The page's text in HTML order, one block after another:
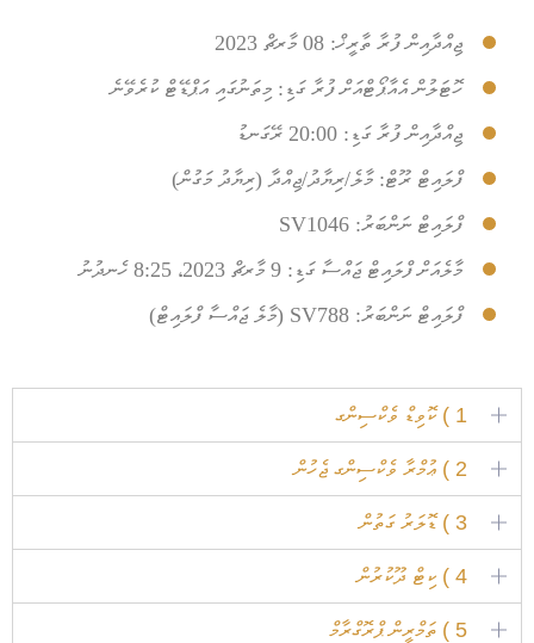
ޖިއްދާއިން ފުރާ ތާރީޚް:
ހޮޓަލުން އެއާޕޯޓްއަށް ފުރާ ގަޑި: މިތަނުގައި އަޕްޑޭޓް ކުރެވޭނެ
ޖިއްދާއިން ފުރާ ގަޑި: 20:00 ރޭގަނޑު
ފްލައިޓް ރޫޓް:މާލެ/ރިޔާދު/ޖިއްދާ (ރިޔާދު މަގުން)
ފްލައިޓް ނަންބަރު: SV1046
މާލެއަށް ފްލައިޓް ޖައްސާ ގަޑި: 9 މާރޗް 2023، 8:25 ހެނދުނު
ފްލައިޓް ނަންބަރު: SV788 (މާލެ ޖައްސާ ފްލައިޓް)
1 ) ކޮވިޑް ވެކްސިންގ
2 ) ޢުމްރާ ވެކްސިންގ ޖެހުން
3 ) ޑޮލަރު ގަތުން
4 ) ކިޓް ދޫކުރުން
5 ) ތަމްރީން ޕްރޮގްރާމް